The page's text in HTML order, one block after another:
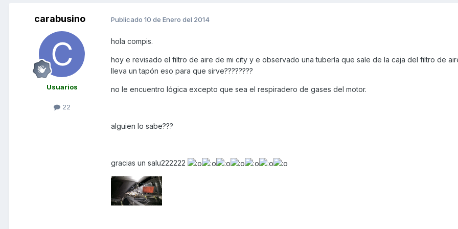
carabusino
Usuarios
22
Publicado 10 de Enero del 2014
hola compis.
hoy e revisado el filtro de aire de mi city y e observado una tubería que sale de la caja del filtro de
lleva un tapón eso para que sirve????????
no le encuentro lógica excepto que sea el respiradero de gases del motor.
alguien lo sabe???
gracias un salu222222